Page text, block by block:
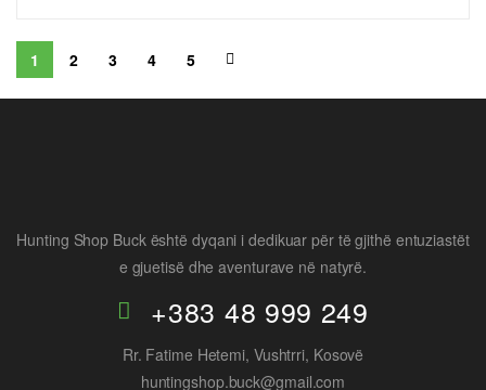
1 2 3 4 5
Hunting Shop Buck është dyqani i dedikuar për të gjithë entuziastët
e gjuetisë dhe aventurave në natyrë.
+383 48 999 249
Rr. Fatime Hetemi, Vushtrri, Kosovë
huntingshop.buck@gmail.com